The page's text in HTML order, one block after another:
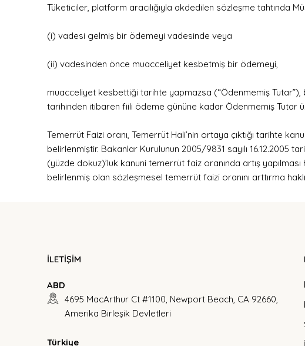
Tüketiciler, platform aracılığıyla akdedilen sözleşme tahtında
(i) vadesi gelmiş bir ödemeyi vadesinde veya
(ii) vadesinden önce muacceliyet kesbetmiş bir ödemeyi,
muacceliyet kesbettiği tarihte yapmazsa (“Ödenmemiş
tarihinden itibaren fiili ödeme gününe kadar Ödenmemiş Tutar
Temerrüt Faizi oranı, Temerrüt Hali’nin ortaya çıktığı tarihte
belirlenmiştir. Bakanlar Kurulunun 2005/9831 sayılı 16.12.2005
(yüzde dokuz)’luk kanuni temerrüt faiz oranında artış
belirlenmiş olan sözleşmesel temerrüt faizi oranını arttırma haklı
İLETİŞİM
ABD
4695 MacArthur Ct #1100, Newport Beach, CA 92660,
Amerika Birleşik Devletleri
Türkiye